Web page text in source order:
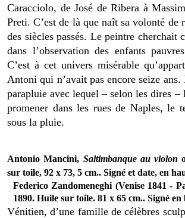
Caracciolo, de José de Ribera à
Preti. C’est de là que naît sa volonté
des siècles passés. Le peintre cherchait
dans l’observation des enfants
C’est à cet univers misérable
Antoni qui n’avait pas encore seize
parapluie avec lequel – selon les dires –
promener dans les rues de Naples, le
sous la pluie.
Antonio Mancini, Saltimbanque au violon
sur toile, 92 x 73, 5 cm.. Signé et date, en
Federico Zandomeneghi (Venise 1841 -
1890. Huile sur toile. 81 x 65 cm.. Signé
Vénitien, d’une famille de célèbres